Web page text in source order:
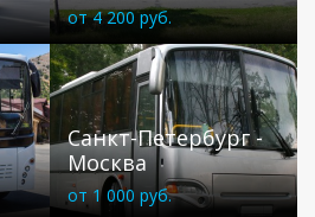
от 4 200 руб.
Санкт-Петербург -
Москва
от 1 000 руб.